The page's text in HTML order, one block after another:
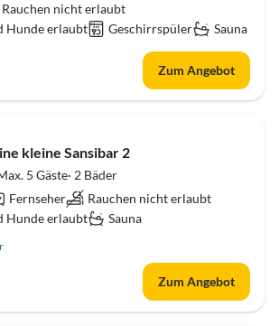
Rauchen nicht erlaubt
Hunde erlaubt
Geschirrspüler Sauna
Zum Angebot
Top-Inserat
kleine Sansibar 2
5 Gäste· 2 Bäder
Fernseher
Rauchen nicht erlaubt
Hunde erlaubt
Sauna
Zum Angebot
Top-Inserat